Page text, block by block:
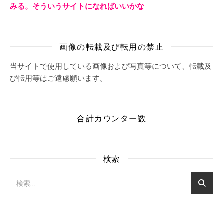
みる。そういうサイトになればいいかな
画像の転載及び転用の禁止
当サイトで使用している画像および写真等について、転載及
び転用等はご遠慮願います。
合計カウンター数
検索